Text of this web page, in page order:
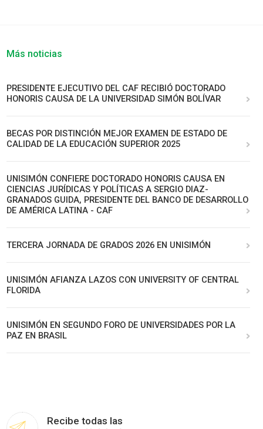
Más noticias
PRESIDENTE EJECUTIVO DEL CAF RECIBIÓ DOCTORADO
HONORIS CAUSA DE LA UNIVERSIDAD SIMÓN BOLÍVAR
BECAS POR DISTINCIÓN MEJOR EXAMEN DE ESTADO DE
CALIDAD DE LA EDUCACIÓN SUPERIOR 2025
UNISIMÓN CONFIERE DOCTORADO HONORIS CAUSA EN
CIENCIAS JURÍDICAS Y POLÍTICAS A SERGIO DIAZ-
GRANADOS GUIDA, PRESIDENTE DEL BANCO DE DESARROLLO
DE AMÉRICA LATINA - CAF
TERCERA JORNADA DE GRADOS 2026 EN UNISIMÓN
UNISIMÓN AFIANZA LAZOS CON UNIVERSITY OF CENTRAL
FLORIDA
UNISIMÓN EN SEGUNDO FORO DE UNIVERSIDADES POR LA
PAZ EN BRASIL
Recibe todas las